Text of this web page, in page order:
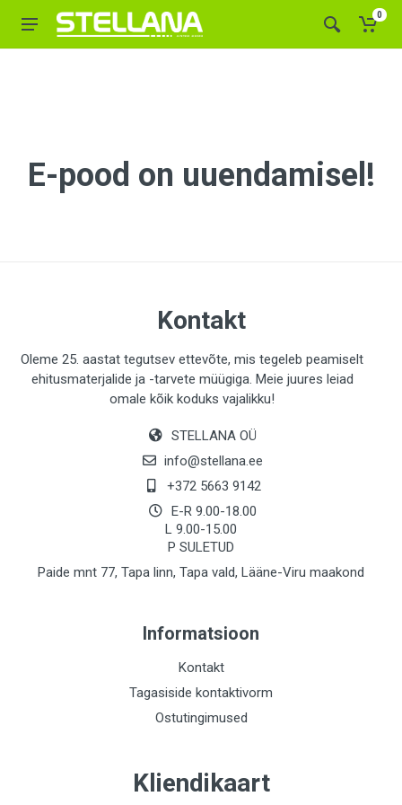
0
E-pood on uuendamisel!
Kontakt
Oleme 25. aastat tegutsev ettevõte, mis tegeleb peamiselt
ehitusmaterjalide ja -tarvete müügiga. Meie juures leiad
omale kõik koduks vajalikku!
STELLANA OÜ
info@stellana.ee
+372 5663 9142
E-R 9.00-18.00
L 9.00-15.00
P SULETUD
Paide mnt 77, Tapa linn, Tapa vald, Lääne-Viru maakond
Informatsioon
Kontakt
Tagasiside kontaktivorm
Ostutingimused
Kliendikaart